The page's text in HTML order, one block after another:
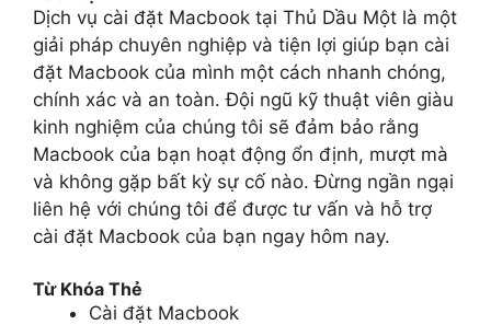
Dịch vụ cài đặt Macbook tại Thủ Dầu Một là một
giải pháp chuyên nghiệp và tiện lợi giúp bạn cài
đặt Macbook của mình một cách nhanh chóng,
chính xác và an toàn. Đội ngũ kỹ thuật viên giàu
kinh nghiệm của chúng tôi sẽ đảm bảo rằng
Macbook của bạn hoạt động ổn định, mượt mà
và không gặp bất kỳ sự cố nào. Đừng ngần ngại
liên hệ với chúng tôi để được tư vấn và hỗ trợ
cài đặt Macbook của bạn ngay hôm nay.
Từ Khóa Thẻ
Cài đặt Macbook